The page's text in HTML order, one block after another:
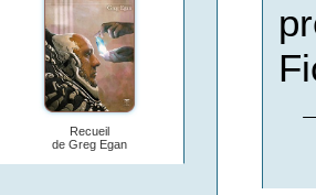
Recueil
de Greg Egan